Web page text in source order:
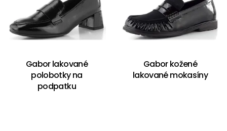
Gabor lakované
polobotky na
podpatku
Gabor kožené
lakované mokasíny